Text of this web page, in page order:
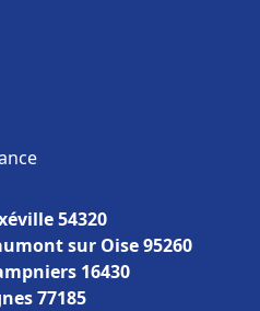
54320
sur Oise 95260
16430
77185